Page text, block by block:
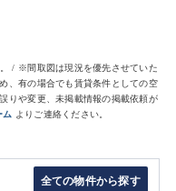
/ ※間取図は現況を優先させていた
、有の場合でも賃貸条件としての空
りや変更、未掲載情報の掲載依頼が
ム よりご連絡ください。
全ての物件から探す